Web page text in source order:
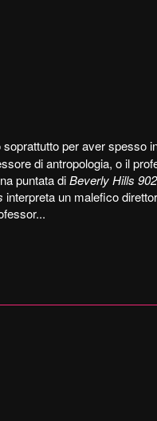
per aver spesso
di antropologia, o il
puntata diBeverly Hills
interpreta un malefico